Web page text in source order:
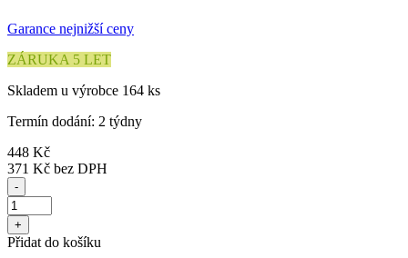
Garance nejnižší ceny
ZÁRUKA 5 LET
Skladem u výrobce 164 ks
Termín dodání: 2 týdny
448 Kč
371 Kč bez DPH
-
+
Přidat do košíku